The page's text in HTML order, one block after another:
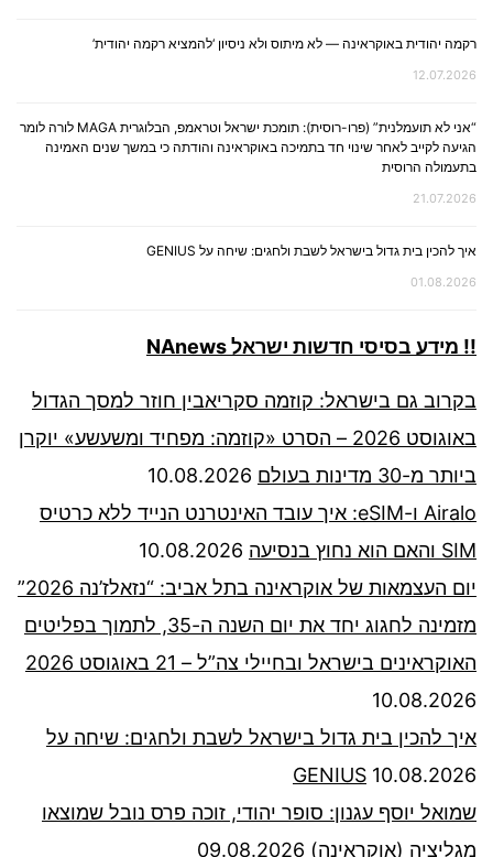
רקמה יהודית באוקראינה — לא מיתוס ולא ניסיון ‘להמציא רקמה יהודית’
12.07.2026
“אני לא תועמלנית” (פרו-רוסית): תומכת ישראל וטראמפ, הבלוגרית MAGA לורה לומר
הגיעה לקייב לאחר שינוי חד בתמיכה באוקראינה והודתה כי במשך שנים האמינה
בתעמולה הרוסית
21.07.2026
איך להכין בית גדול בישראל לשבת ולחגים: שיחה על GENIUS
01.08.2026
!! מידע בסיסי חדשות ישראל NAnews
בקרוב גם בישראל: קוזמה סקריאבין חוזר למסך הגדול
באוגוסט 2026 – הסרט «קוזמה: מפחיד ומשעשע» יוקרן
ביותר מ-30 מדינות בעולם
10.08.2026
Airalo ו-eSIM: איך עובד האינטרנט הנייד ללא כרטיס
SIM והאם הוא נחוץ בנסיעה
10.08.2026
יום העצמאות של אוקראינה בתל אביב: “נזאלז’נה 2026”
מזמינה לחגוג יחד את יום השנה ה-35, לתמוך בפליטים
האוקראינים בישראל ובחיילי צה”ל – 21 באוגוסט 2026
10.08.2026
איך להכין בית גדול בישראל לשבת ולחגים: שיחה על
GENIUS 10.08.2026
שמואל יוסף עגנון: סופר יהודי, זוכה פרס נובל שמוצאו
מגליציה (אוקראינה) 09.08.2026